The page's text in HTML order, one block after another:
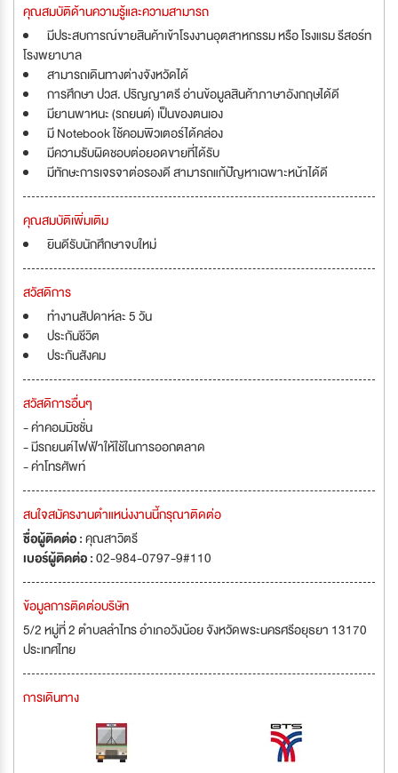
คุณสมบัติด้านความรู้และความสามารถ
มีประสบการณ์ขายสินค้าเข้าโรงงานอุตสาหกรรม หรือ โรงแรม รีสอร์ท
โรงพยาบาล
สามารถเดินทางต่างจังหวัดได้
การศึกษา ปวส. ปริญญาตรี อ่านข้อมูลสินค้าภาษาอังกฤษได้ดี
มียานพาหนะ (รถยนต์) เป็นของตนเอง
มี Notebook ใช้คอมพิวเตอร์ได้คล่อง
มีความรับผิดชอบต่อยอดขายที่ได้รับ
มีทักษะการเจรจาต่อรองดี สามารถแก้ปัญหาเฉพาะหน้าได้ดี
คุณสมบัติเพิ่มเติม
ยินดีรับนักศึกษาจบใหม่
สวัสดิการ
ทำงานสัปดาห์ละ 5 วัน
ประกันชีวิต
ประกันสังคม
สวัสดิการอื่นๆ
- ค่าคอมมิชชั่น
- มีรถยนต์ไฟฟ้าให้ใช้ในการออกตลาด
- ค่าโทรศัพท์
สนใจสมัครงานตำแหน่งงานนี้กรุณาติดต่อ
ชื่อผู้ติดต่อ :คุณสาวิตรี
เบอร์ผู้ติดต่อ :02-984-0797-9#110
ข้อมูลการติดต่อบริษัท
5/2 หมู่ที่ 2 ตำบลลำไทร อำเภอวังน้อย จังหวัดพระนครศรีอยุธยา 13170
ประเทศไทย
การเดินทาง